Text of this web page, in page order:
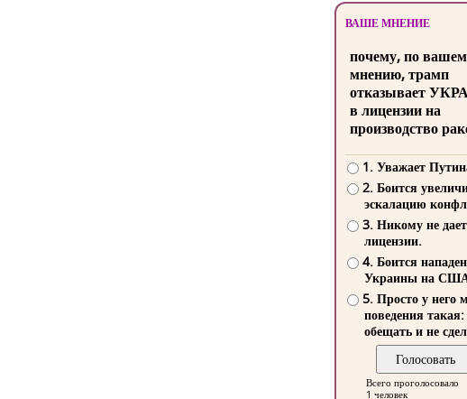
ВАШЕ МНЕНИЕ
почему, по
мнению, трамп
отказывает
в лицензии на
производство
1. Уважает
2. Боится
эскалацию
3. Никому не
лицензии.
4. Боится
Украины на
5. Просто у него
поведения такая:
обещать и не
Всего проголосовало
1 человек